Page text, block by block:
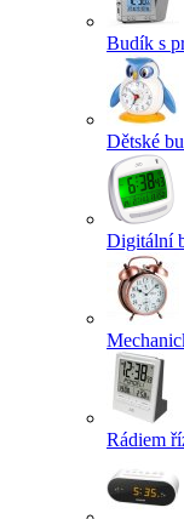
Budík s
Dětské
Digitální
Rádiem